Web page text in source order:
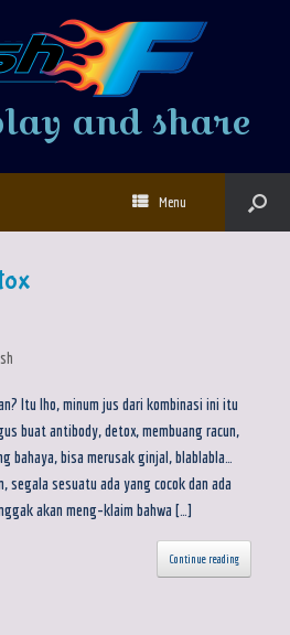
and share
Menu
Itu lho, minum jus dari kombinasi ini itu
buat antibody, detox, membuang racun,
bahaya, bisa merusak ginjal, blablabla…
segala sesuatu ada yang cocok dan ada
akan meng-klaim bahwa […]
Continue reading